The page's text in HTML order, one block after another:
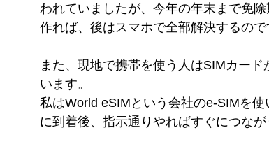
われていましたが、今年の年末まで免
作れば、後はスマホで全部解決するので
また、現地で携帯を使う人はSIMカー
います。
私はWorld eSIMという会社のe-SIMを
に到着後、指示通りやればすぐにつな